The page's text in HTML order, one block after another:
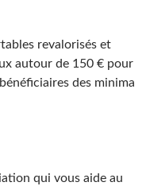
revalorisés et
autour de 150 € pour
des minima
qui vous aide au